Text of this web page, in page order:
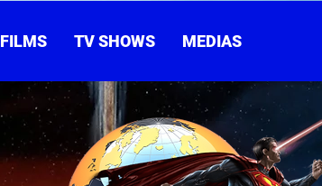
FILMS TV SHOWS MEDIAS